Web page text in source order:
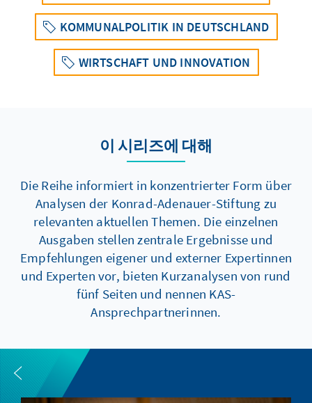
KOMMUNALPOLITIK IN DEUTSCHLAND
WIRTSCHAFT UND INNOVATION
이 시리즈에 대해
Die Reihe informiert in konzentrierter Form über
Analysen der Konrad-Adenauer-Stiftung zu
relevanten aktuellen Themen. Die einzelnen
Ausgaben stellen zentrale Ergebnisse und
Empfehlungen eigener und externer Expertinnen
und Experten vor, bieten Kurzanalysen von rund
fünf Seiten und nennen KAS-
Ansprechpartnerinnen.